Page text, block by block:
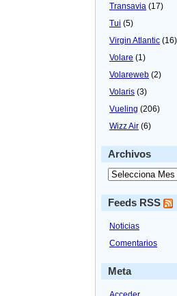
Transavia (17)
Tui (5)
Virgin Atlantic (16)
Volare (1)
Volareweb (2)
Volaris (3)
Vueling (206)
Wizz Air (6)
Archivos
Feeds RSS
Noticias
Comentarios
Meta